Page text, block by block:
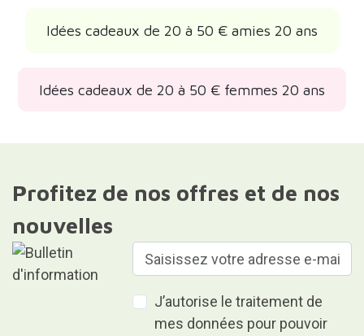
Idées cadeaux de 20 à 50 € amies 20 ans
Idées cadeaux de 20 à 50 € femmes 20 ans
Profitez de nos offres et de nos
nouvelles
J’autorise le traitement de
mes données pour pouvoir